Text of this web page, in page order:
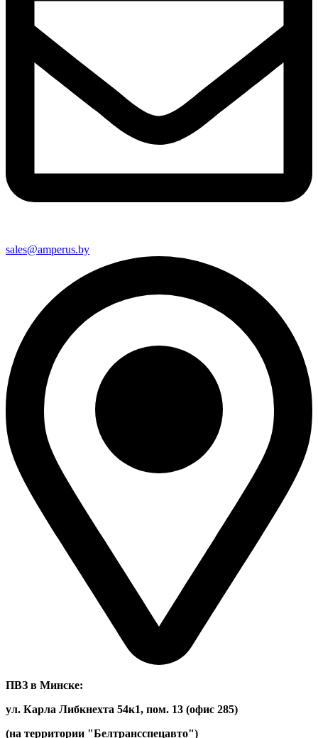
sales@amperus.by
ПВЗ в Минске:
ул. Карла Либкнехта 54к1, пом. 13 (офис 285)
(на территории "Белтрансспецавто")